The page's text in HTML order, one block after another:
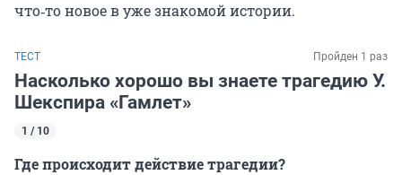
что‑то новое в уже знакомой истории.
ТЕСТ Пройден 1 раз
Насколько хорошо вы знаете трагедию У.
Шекспира «Гамлет»
1 / 10
Где происходит действие трагедии?